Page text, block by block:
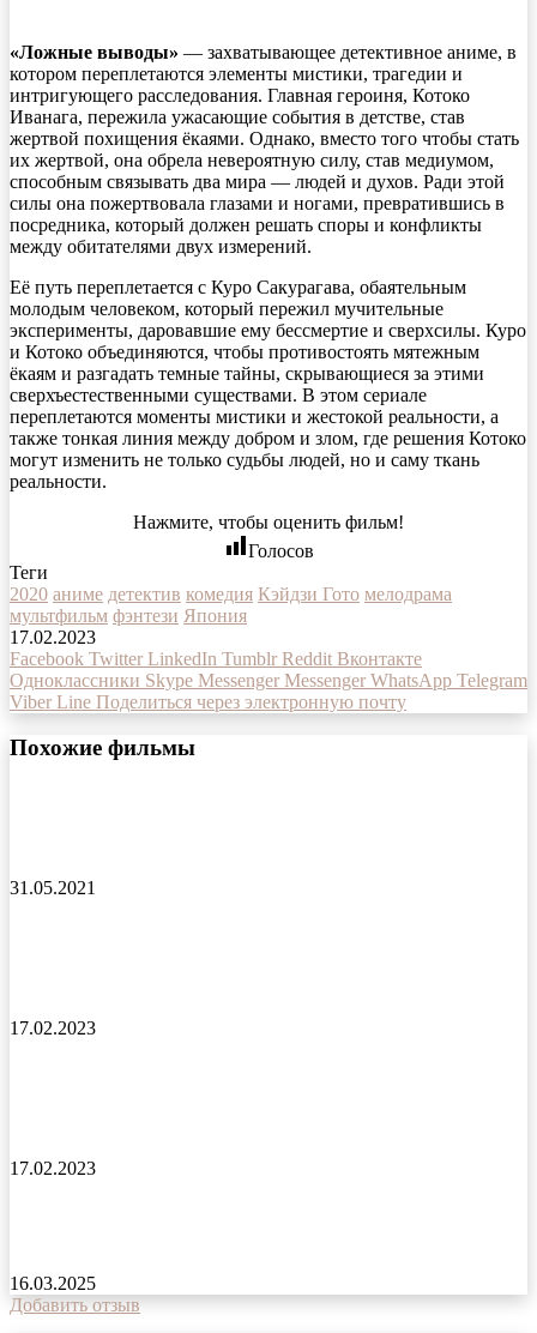
«Ложные выводы» — захватывающее детективное аниме, в
котором переплетаются элементы мистики, трагедии и
интригующего расследования. Главная героиня, Котоко
Иванага, пережила ужасающие события в детстве, став
жертвой похищения ёкаями. Однако, вместо того чтобы стать
их жертвой, она обрела невероятную силу, став медиумом,
способным связывать два мира — людей и духов. Ради этой
силы она пожертвовала глазами и ногами, превратившись в
посредника, который должен решать споры и конфликты
между обитателями двух измерений.
Её путь переплетается с Куро Сакурагава, обаятельным
молодым человеком, который пережил мучительные
эксперименты, даровавшие ему бессмертие и сверхсилы. Куро
и Котоко объединяются, чтобы противостоять мятежным
ёкаям и разгадать темные тайны, скрывающиеся за этими
сверхъестественными существами. В этом сериале
переплетаются моменты мистики и жестокой реальности, а
также тонкая линия между добром и злом, где решения Котоко
могут изменить не только судьбы людей, но и саму ткань
реальности.
Нажмите, чтобы оценить фильм!
Голосов
Теги
2020 аниме детектив комедия Кэйдзи Гото мелодрама
мультфильм фэнтези Япония
17.02.2023
Facebook Twitter LinkedIn Tumblr Reddit Вконтакте
Одноклассники Skype Messenger Messenger WhatsApp Telegram
Viber Line Поделиться через электронную почту
Похожие фильмы
31.05.2021
17.02.2023
17.02.2023
16.03.2025
Добавить отзыв